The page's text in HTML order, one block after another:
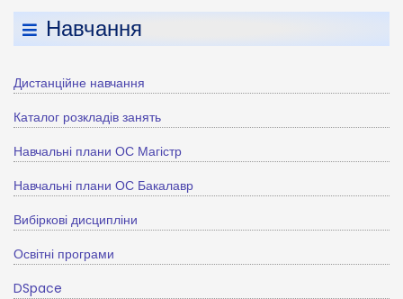
Навчання
Дистанційне навчання
Каталог розкладів занять
Навчальні плани ОС Магістр
Навчальні плани ОС Бакалавр
Вибіркові дисципліни
Освітні програми
DSpace